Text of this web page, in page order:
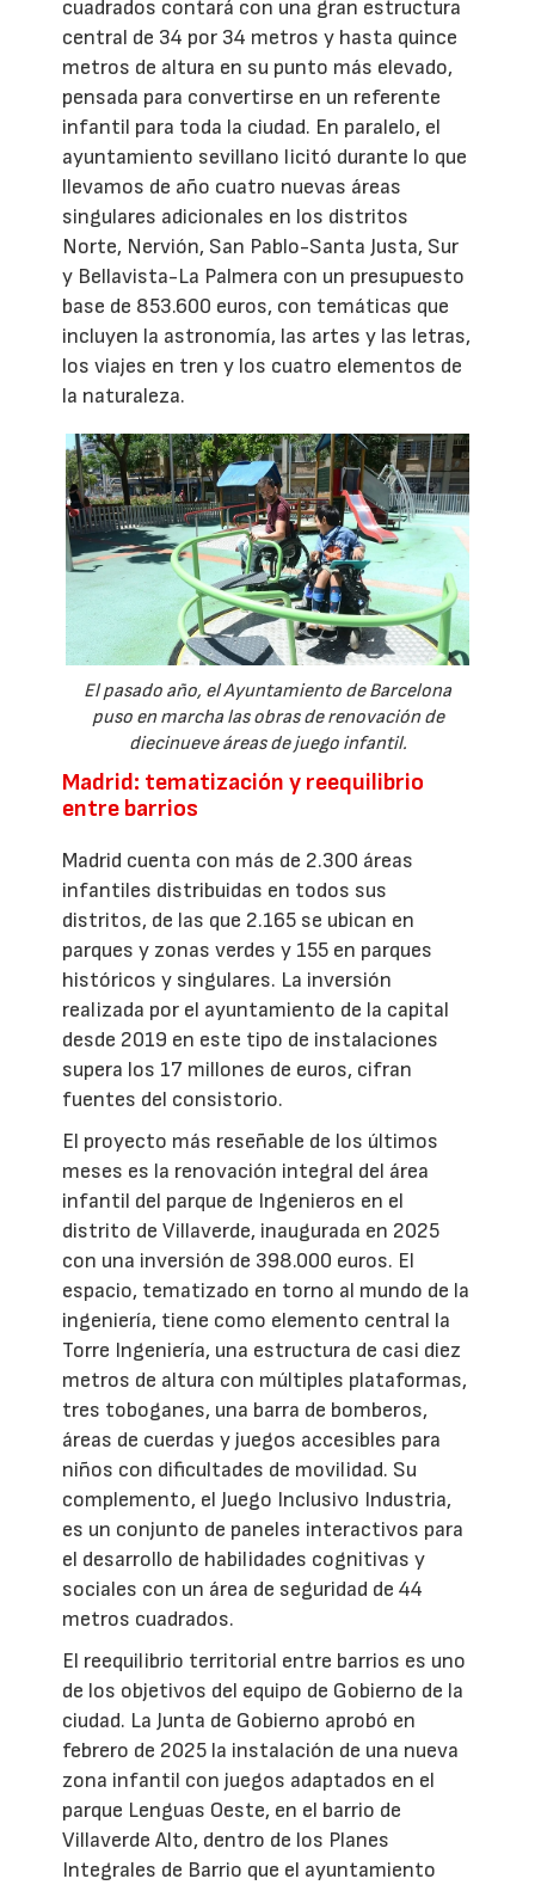
cuadrados contará con una gran estructura
central de 34 por 34 metros y hasta quince
metros de altura en su punto más elevado,
pensada para convertirse en un referente
infantil para toda la ciudad. En paralelo, el
ayuntamiento sevillano licitó durante lo que
llevamos de año cuatro nuevas áreas
singulares adicionales en los distritos
Norte, Nervión, San Pablo-Santa Justa, Sur
y Bellavista-La Palmera con un presupuesto
base de 853.600 euros, con temáticas que
incluyen la astronomía, las artes y las letras,
los viajes en tren y los cuatro elementos de
la naturaleza.
El pasado año, el Ayuntamiento de Barcelona
puso en marcha las obras de renovación de
diecinueve áreas de juego infantil.
Madrid: tematización y reequilibrio
entre barrios
Madrid cuenta con más de 2.300 áreas
infantiles distribuidas en todos sus
distritos, de las que 2.165 se ubican en
parques y zonas verdes y 155 en parques
históricos y singulares. La inversión
realizada por el ayuntamiento de la capital
desde 2019 en este tipo de instalaciones
supera los 17 millones de euros, cifran
fuentes del consistorio.
El proyecto más reseñable de los últimos
meses es la renovación integral del área
infantil del parque de Ingenieros en el
distrito de Villaverde, inaugurada en 2025
con una inversión de 398.000 euros. El
espacio, tematizado en torno al mundo de la
ingeniería, tiene como elemento central la
Torre Ingeniería, una estructura de casi diez
metros de altura con múltiples plataformas,
tres toboganes, una barra de bomberos,
áreas de cuerdas y juegos accesibles para
niños con dificultades de movilidad. Su
complemento, el Juego Inclusivo Industria,
es un conjunto de paneles interactivos para
el desarrollo de habilidades cognitivas y
sociales con un área de seguridad de 44
metros cuadrados.
El reequilibrio territorial entre barrios es uno
de los objetivos del equipo de Gobierno de la
ciudad. La Junta de Gobierno aprobó en
febrero de 2025 la instalación de una nueva
zona infantil con juegos adaptados en el
parque Lenguas Oeste, en el barrio de
Villaverde Alto, dentro de los Planes
Integrales de Barrio que el ayuntamiento